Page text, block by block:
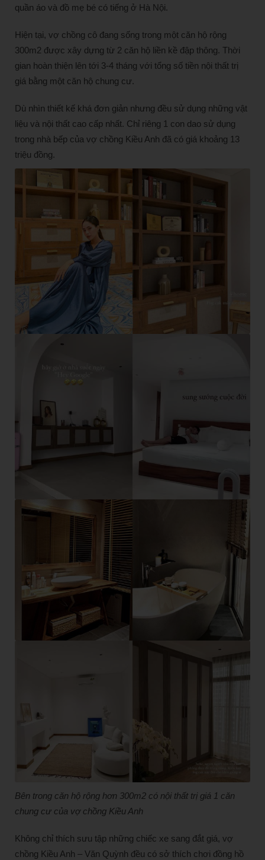
quần áo và đồ mẹ bé có tiếng ở Hà Nội.
Hiện tại, vợ chồng cô đang sống trong một căn hộ rộng
300m2 được xây dựng từ 2 căn hộ liền kề đập thông. Thời
gian hoàn thiện lên tới 3-4 tháng với tổng số tiền nội thất trị
giá bằng một căn hộ chung cư.
Dù nhìn thiết kế khá đơn giản nhưng đều sử dụng những vật
liệu và nội thất cao cấp nhất. Chỉ riêng 1 con dao sử dụng
trong nhà bếp của vợ chồng Kiều Anh đã có giá khoảng 13
triệu đồng.
Bên trong căn hộ rộng hơn 300m2 có nội thất trị giá 1 căn
chung cư của vợ chồng Kiều Anh
Không chỉ thích sưu tập những chiếc xe sang đắt giá, vợ
chồng Kiều Anh – Văn Quỳnh đều có sở thích chơi đồng hồ